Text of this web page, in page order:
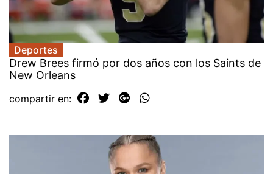
Deportes
Drew Brees firmó por dos años con los Saints de
New Orleans
compartir en: